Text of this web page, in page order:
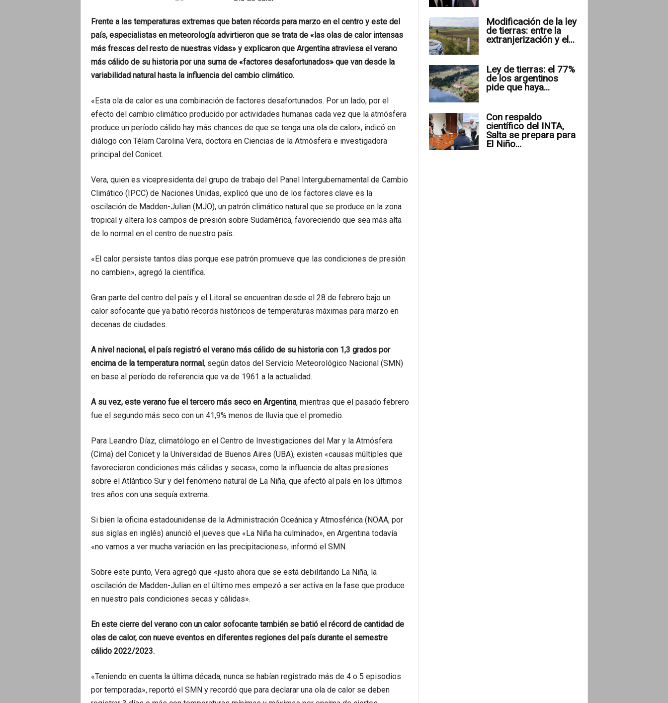
Frente a las temperaturas extremas que baten récords para marzo en el centro y este del
país, especialistas en meteorología advirtieron que se trata de «las olas de calor intensas
más frescas del resto de nuestras vidas» y explicaron que Argentina atraviesa el verano
más cálido de su historia por una suma de «factores desafortunados» que van desde la
variabilidad natural hasta la influencia del cambio climático.
«Esta ola de calor es una combinación de factores desafortunados. Por un lado, por el
efecto del cambio climático producido por actividades humanas cada vez que la atmósfera
produce un período cálido hay más chances de que se tenga una ola de calor», indicó en
diálogo con Télam Carolina Vera, doctora en Ciencias de la Atmósfera e investigadora
principal del Conicet.
Vera, quien es vicepresidenta del grupo de trabajo del Panel Intergubernamental de Cambio
Climático (IPCC) de Naciones Unidas, explicó que uno de los factores clave es la
oscilación de Madden-Julian (MJO), un patrón climático natural que se produce en la zona
tropical y altera los campos de presión sobre Sudamérica, favoreciendo que sea más alta
de lo normal en el centro de nuestro país.
«El calor persiste tantos días porque ese patrón promueve que las condiciones de presión
no cambien», agregó la científica.
Gran parte del centro del país y el Litoral se encuentran desde el 28 de febrero bajo un
calor sofocante que ya batió récords históricos de temperaturas máximas para marzo en
decenas de ciudades.
A nivel nacional, el país registró el verano más cálido de su historia con 1,3 grados por
encima de la temperatura normal, según datos del Servicio Meteorológico Nacional (SMN)
en base al período de referencia que va de 1961 a la actualidad.
A su vez, este verano fue el tercero más seco en Argentina, mientras que el pasado febrero
fue el segundo más seco con un 41,9% menos de lluvia que el promedio.
Para Leandro Díaz, climatólogo en el Centro de Investigaciones del Mar y la Atmósfera
(Cima) del Conicet y la Universidad de Buenos Aires (UBA), existen «causas múltiples que
favorecieron condiciones más cálidas y secas», como la influencia de altas presiones
sobre el Atlántico Sur y del fenómeno natural de La Niña, que afectó al país en los últimos
tres años con una sequía extrema.
Si bien la oficina estadounidense de la Administración Oceánica y Atmosférica (NOAA, por
sus siglas en inglés) anunció el jueves que «La Niña ha culminado», en Argentina todavía
«no vamos a ver mucha variación en las precipitaciones», informó el SMN.
Sobre este punto, Vera agregó que «justo ahora que se está debilitando La Niña, la
oscilación de Madden-Julian en el último mes empezó a ser activa en la fase que produce
en nuestro país condiciones secas y cálidas».
En este cierre del verano con un calor sofocante también se batió el récord de cantidad de
olas de calor, con nueve eventos en diferentes regiones del país durante el semestre
cálido 2022/2023.
«Teniendo en cuenta la última década, nunca se habían registrado más de 4 o 5 episodios
por temporada», reportó el SMN y recordó que para declarar una ola de calor se deben
Modificación de la ley
de tierras: entre la
extranjerización y el...
Ley de tierras: el 77%
de los argentinos
pide que haya...
Con respaldo
científico del INTA,
Salta se prepara para
El Niño...